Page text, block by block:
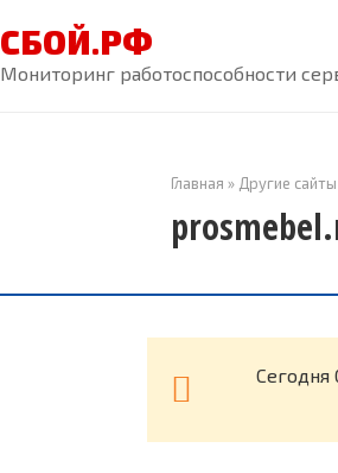
СБОЙ.РФ
Мониторинг работоспособности
Главная » Другие сайты